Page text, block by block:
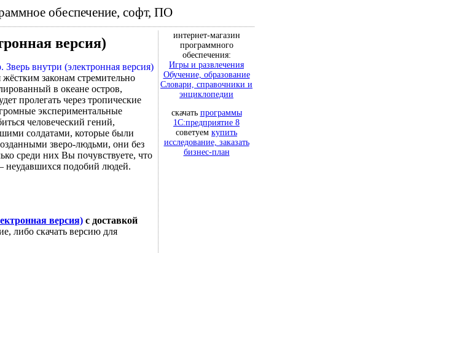
обеспечение, софт, ПО
версия)
законам стремительно
в океане остров,
пролегать через тропические
экспериментальные
человеческий гений,
солдатами, которые были
зверо-людьми, они без
среди них Вы почувствуете, что
неудавшихся подобий людей.
версия) с доставкой
либо скачать версию для
интернет-магазин
программного
обеспечения:
Игры и развлечения
Обучение, образование
Словари, справочники и
энциклопедии
скачать программы
1С:предприятие 8
советуем купить
исследование, заказать
бизнес-план